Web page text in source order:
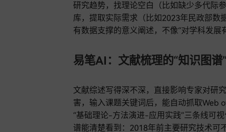
研究趋势，找理论空白（比如缺少多代际
库，提取实际需求（比如2023年民政部数
有数据支撑的意义阐述，不像“对学科发展
易笔AI：文献梳理的“知识图谱
文献综述写得深不深，直接影响专家对研
害，输入课题关键词后，能自动抓取Web
“基础理论-方法演进-应用实践”三条线可
谱能清楚看到：2018年前主要研究技术可